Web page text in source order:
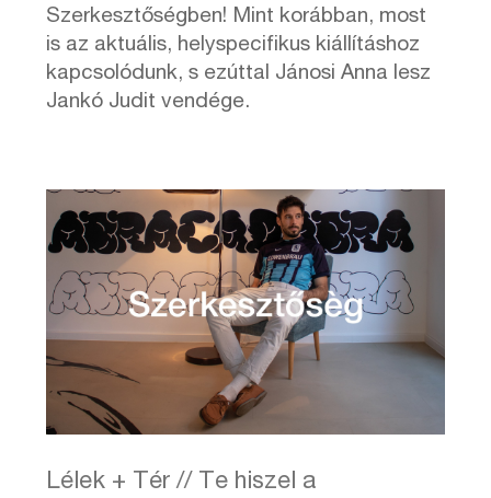
Szerkesztőségben! Mint korábban, most
is az aktuális, helyspecifikus kiállításhoz
kapcsolódunk, s ezúttal Jánosi Anna lesz
Jankó Judit vendége.
Lélek + Tér // Te hiszel a